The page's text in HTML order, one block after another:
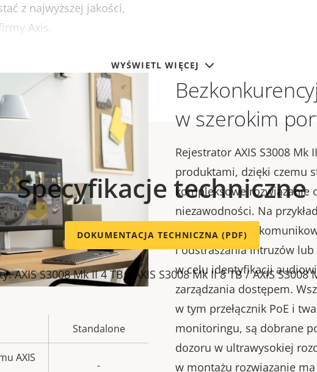
WYŚWIETL WIĘCEJ
z najwyższej jakości,
Axis.
w szerokim
Rejestrator AXIS S3008
produktami, dzięki czemu
kompleksowe rozwiązanie
niezawodności. Na
sieciowe w celu
i odstraszania intruzów
w celu identyfikacji
zarządzania dostępem.
w tym przełącznik PoE i
monitoringu, są dobrane
dozoru w ultrawysokiej
w montażu rozwiązanie
Specyfikacje techniczne
DOKUMENTACJA TECHNICZNA (PDF)
AXIS S3008 Mk II 4 TB / AXIS S3008 Mk II 8 TB / AXIS S3008
Standalone
AXIS
-